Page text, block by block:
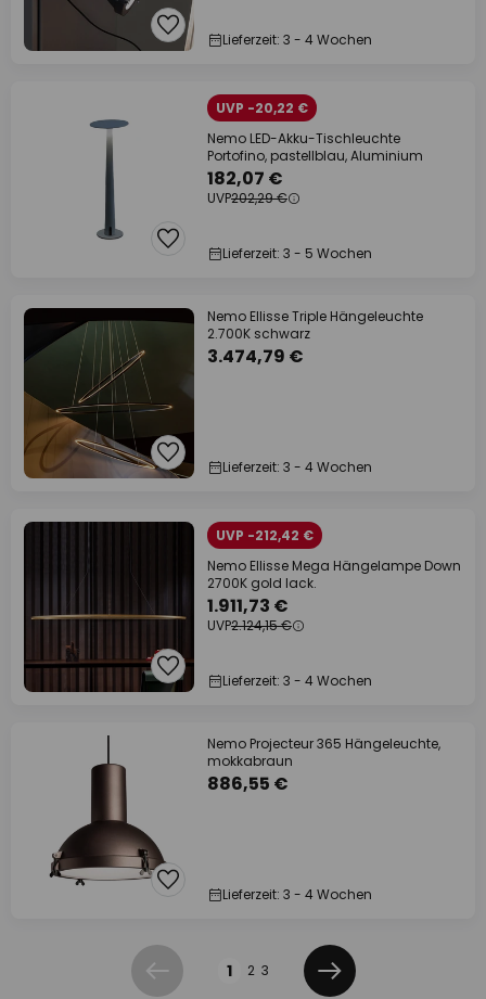
Lieferzeit: 3 - 4 Wochen
UVP -20,22 €
Nemo LED-Akku-Tischleuchte
Portofino, pastellblau, Aluminium
182,07 €
UVP202,29 €
Lieferzeit: 3 - 5 Wochen
Nemo Ellisse Triple Hängeleuchte
2.700K schwarz
3.474,79 €
Lieferzeit: 3 - 4 Wochen
UVP -212,42 €
Nemo Ellisse Mega Hängelampe Down
2700K gold lack.
1.911,73 €
UVP2.124,15 €
Lieferzeit: 3 - 4 Wochen
Nemo Projecteur 365 Hängeleuchte,
mokkabraun
886,55 €
Lieferzeit: 3 - 4 Wochen
Zurück 1 2 3
Weiter